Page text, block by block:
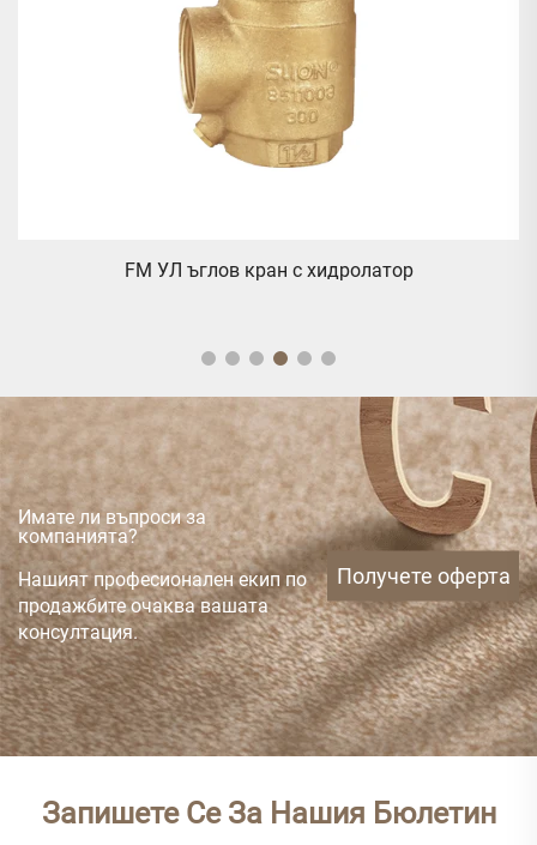
FM УЛ ъглов кран с хидролатор
Имате ли въпроси за
компанията?
Нашият професионален екип по
продажбите очаква вашата
консултация.
Получете оферта
Запишете Се За Нашия Бюлетин